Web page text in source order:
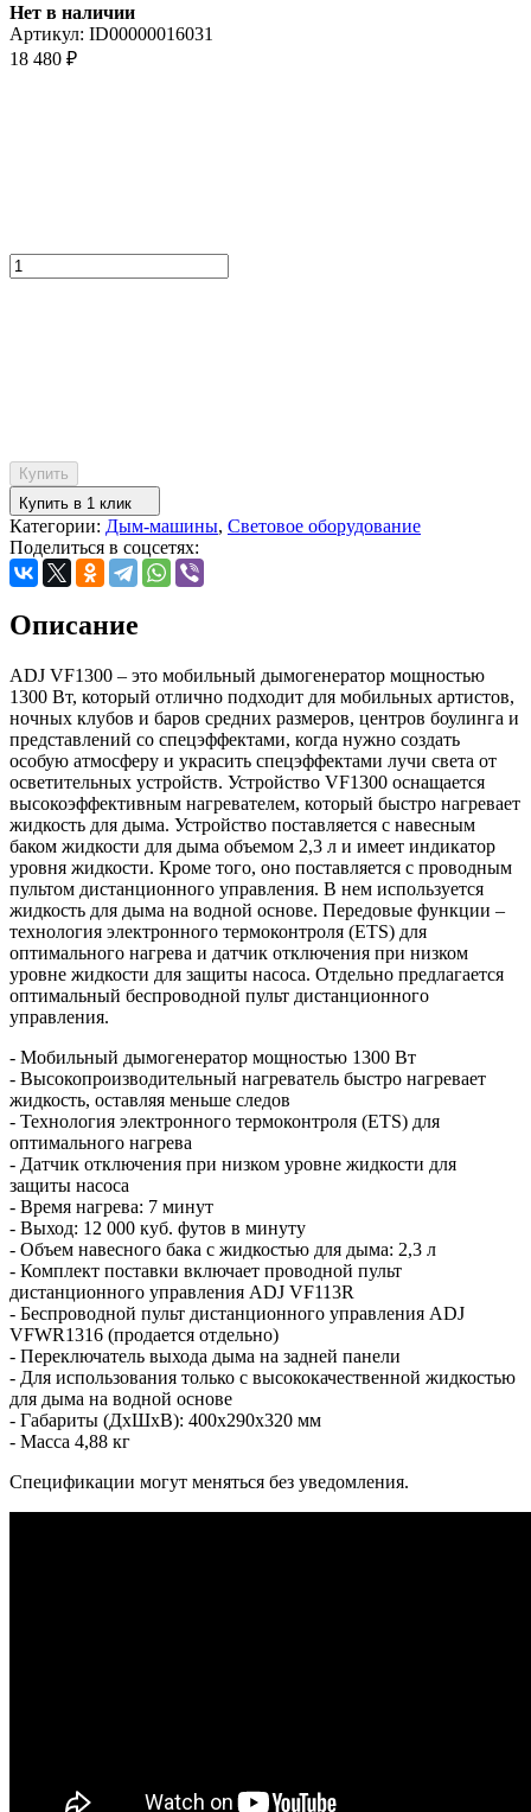
Нет в наличии
Артикул: ID00000016031
18 480 ₽
Купить
Купить в 1 клик
Категории: Дым-машины, Световое оборудование
Поделиться в соцсетях:
Описание
ADJ VF1300 – это мобильный дымогенератор мощностью
1300 Вт, который отлично подходит для мобильных артистов,
ночных клубов и баров средних размеров, центров боулинга и
представлений со спецэффектами, когда нужно создать
особую атмосферу и украсить спецэффектами лучи света от
осветительных устройств. Устройство VF1300 оснащается
высокоэффективным нагревателем, который быстро нагревает
жидкость для дыма. Устройство поставляется с навесным
баком жидкости для дыма объемом 2,3 л и имеет индикатор
уровня жидкости. Кроме того, оно поставляется с проводным
пультом дистанционного управления. В нем используется
жидкость для дыма на водной основе. Передовые функции –
технология электронного термоконтроля (ETS) для
оптимального нагрева и датчик отключения при низком
уровне жидкости для защиты насоса. Отдельно предлагается
оптимальный беспроводной пульт дистанционного
управления.
- Мобильный дымогенератор мощностью 1300 Вт
- Высокопроизводительный нагреватель быстро нагревает
жидкость, оставляя меньше следов
- Технология электронного термоконтроля (ETS) для
оптимального нагрева
- Датчик отключения при низком уровне жидкости для
защиты насоса
- Время нагрева: 7 минут
- Выход: 12 000 куб. футов в минуту
- Объем навесного бака с жидкостью для дыма: 2,3 л
- Комплект поставки включает проводной пульт
дистанционного управления ADJ VF113R
- Беспроводной пульт дистанционного управления ADJ
VFWR1316 (продается отдельно)
- Переключатель выхода дыма на задней панели
- Для использования только с высококачественной жидкостью
для дыма на водной основе
- Габариты (ДxШxВ): 400x290x320 мм
- Масса 4,88 кг
Спецификации могут меняться без уведомления.